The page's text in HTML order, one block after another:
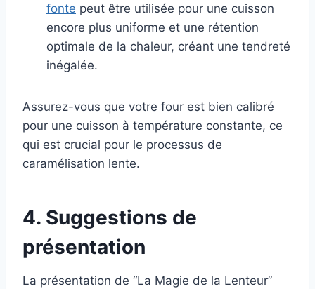
fonte peut être utilisée pour une cuisson
encore plus uniforme et une rétention
optimale de la chaleur, créant une tendreté
inégalée.
Assurez-vous que votre four est bien calibré
pour une cuisson à température constante, ce
qui est crucial pour le processus de
caramélisation lente.
4. Suggestions de
présentation
La présentation de “La Magie de la Lenteur”